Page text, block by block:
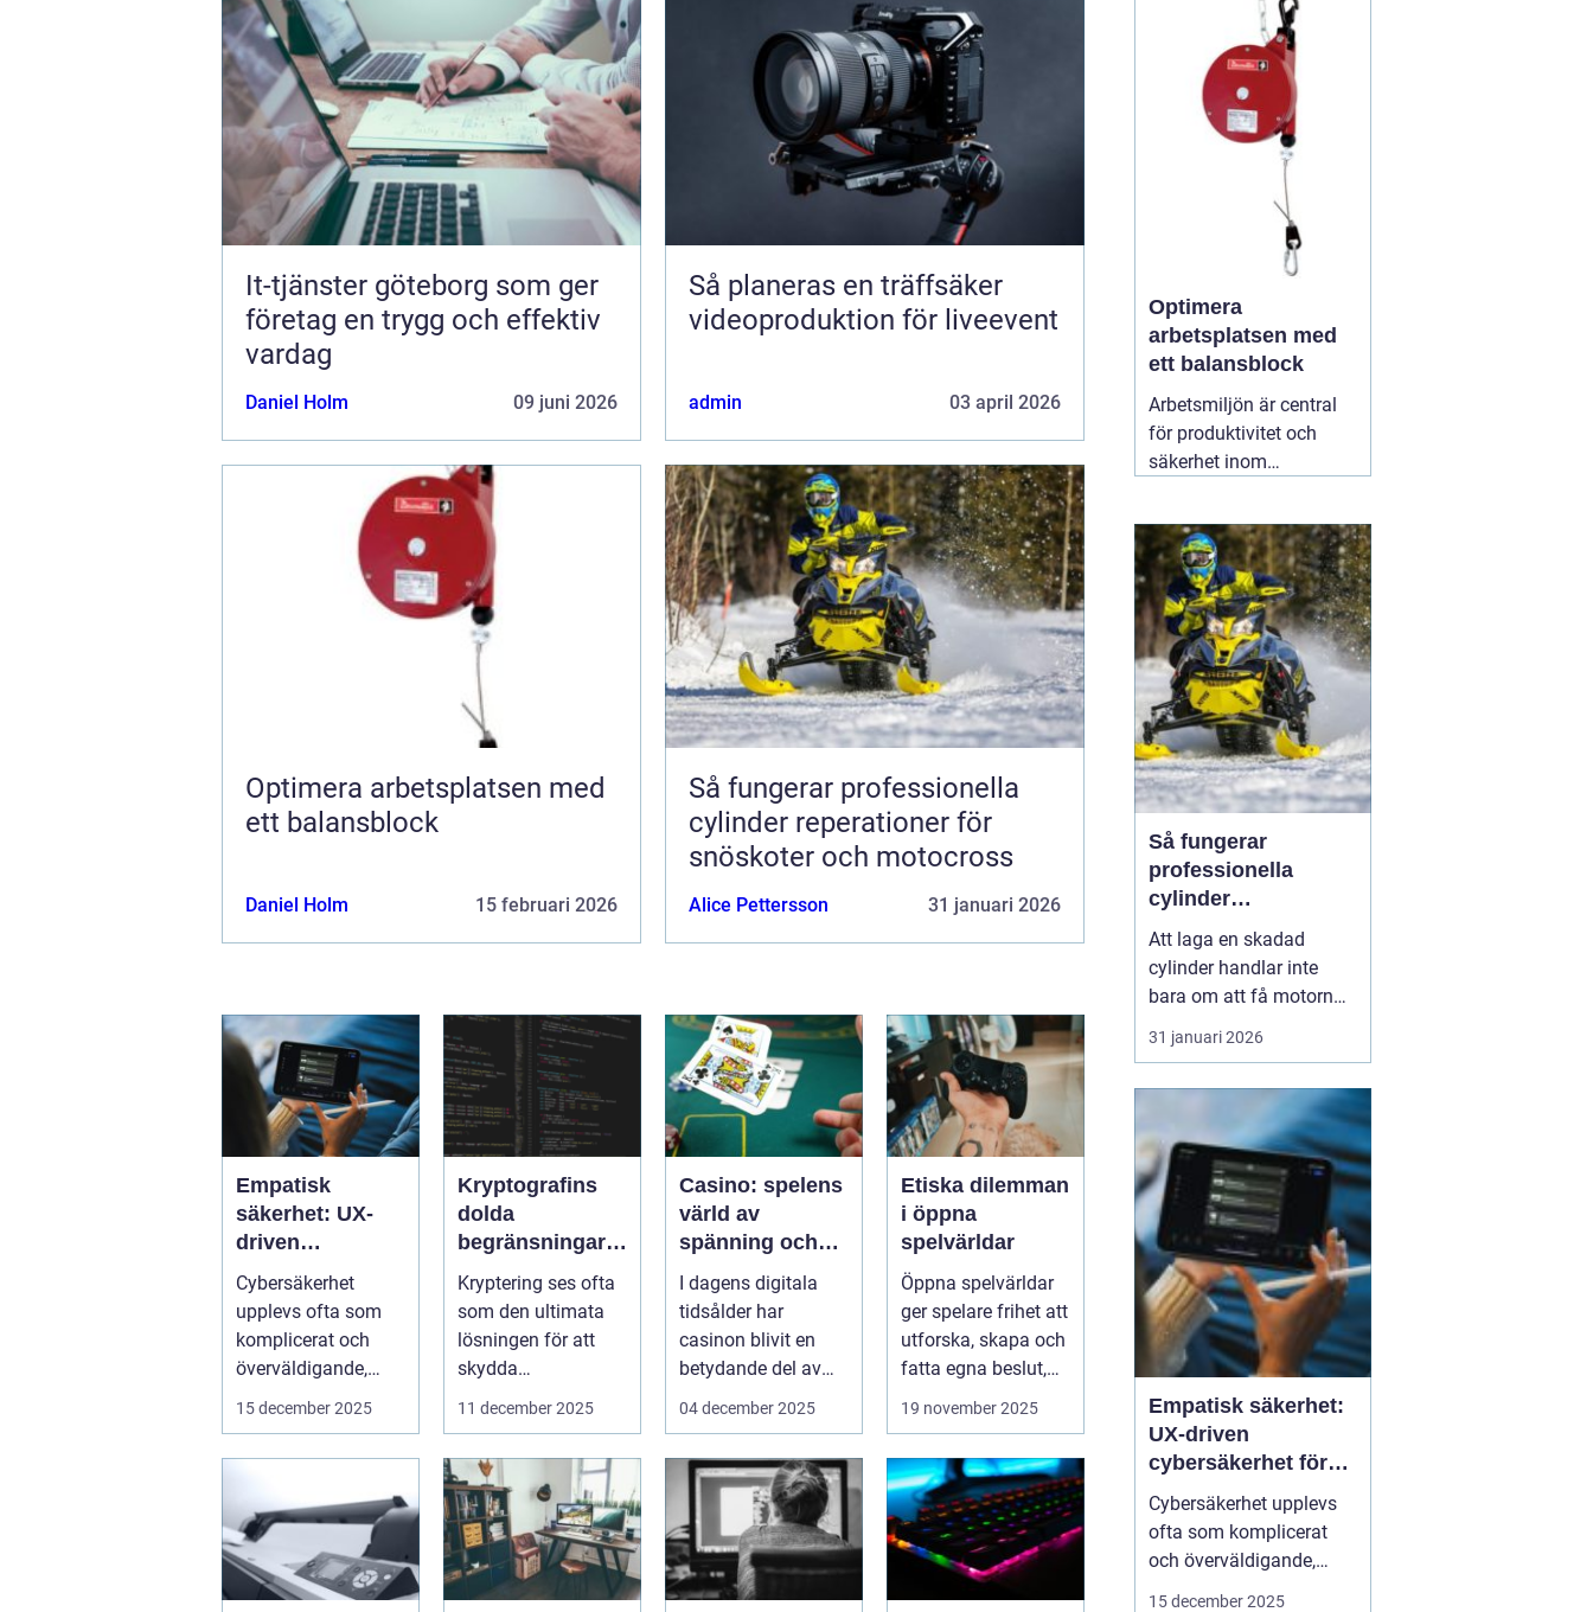
It-tjänster göteborg som ger
företag en trygg och effektiv
vardag
Daniel Holm 09 juni 2026
Så planeras en träffsäker
videoproduktion för liveevent
admin 03 april 2026
Optimera arbetsplatsen med
ett balansblock
Daniel Holm 15 februari 2026
Så fungerar professionella
cylinder reperationer för
snöskoter och motocross
Alice Pettersson 31 januari 2026
Empatisk
säkerhet: UX-
driven
cybersäkerhet
för icke-tekniska
användare
Cybersäkerhet
upplevs ofta som
komplicerat och
överväldigande,
särskilt för...
15 december 2025
Kryptografins
dolda
begränsningar:
När säker kod
kan missleda
företag
Kryptering ses ofta
som den ultimata
lösningen för att
skydda
företagsdata, men
11 december 2025
Casino: spelens
värld av
spänning och
underhållning
I dagens digitala
tidsålder har
casinon blivit en
betydande del av
onlineunderhållning
04 december 2025
Etiska dilemman
i öppna
spelvärldar
Öppna spelvärldar
ger spelare frihet att
utforska, skapa och
fatta egna beslut,
men med de...
19 november 2025
talare, artister och
och på distans. När
planeri...
Optimera
arbetsplatsen med
ett balansblock
Arbetsmiljön är central
för produktivitet och
säkerhet inom
över. För att skapa en
optimal arbetsmiljö är
ergonomi och
hjälpmedel15 februari
2026
Så fungerar
professionella
cylinder
reperationer för
snöskoter och
motocross
Att laga en skadad
cylinder handlar inte
bara om att få motorn
att gå igen. En väl utförd
reparation förlänger
maskinen, ger stabil
prestanda och minskar
kostnaderna över tid.
Många förare upptäcker
först värdet av en bra
cylinder...
31 januari 2026
Empatisk säkerhet:
UX-driven
cybersäkerhet för
icke-tekniska
användare
Cybersäkerhet upplevs
ofta som komplicerat
och överväldigande,
särskilt för användare
15 december 2025